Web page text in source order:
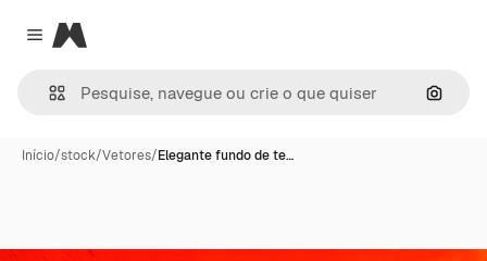
Close menu
Magnific
Início/stock/Vetores/Elegante fundo de te…